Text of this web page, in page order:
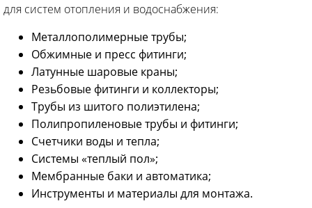
для систем отопления и водоснабжения:
Металлополимерные трубы;
Обжимные и пресс фитинги;
Латунные шаровые краны;
Резьбовые фитинги и коллекторы;
Трубы из шитого полиэтилена;
Полипропиленовые трубы и фитинги;
Счетчики воды и тепла;
Системы «теплый пол»;
Мембранные баки и автоматика;
Инструменты и материалы для монтажа.